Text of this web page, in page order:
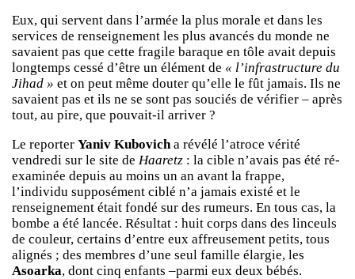
Eux, qui servent dans l’armée la plus morale et dans les
services de renseignement les plus avancés du monde ne
savaient pas que cette fragile baraque en tôle avait depuis
longtemps cessé d’être un élément de « l’infrastructure du
Jihad » et on peut même douter qu’elle le fût jamais. Ils ne
savaient pas et ils ne se sont pas souciés de vérifier – après
tout, au pire, que pouvait-il arriver ?
Le reporter Yaniv Kubovich a révélé l’atroce vérité
vendredi sur le site de Haaretz : la cible n’avais pas été ré-
examinée depuis au moins un an avant la frappe,
l’individu supposément ciblé n’a jamais existé et le
renseignement était fondé sur des rumeurs. En tous cas, la
bombe a été lancée. Résultat : huit corps dans des linceuls
de couleur, certains d’entre eux affreusement petits, tous
alignés ; des membres d’une seul famille élargie, les
Asoarka, dont cinq enfants –parmi eux deux bébés.